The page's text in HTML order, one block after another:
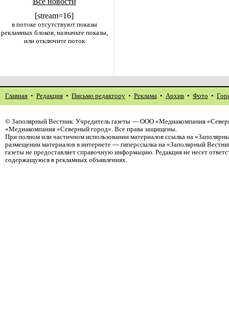
[stream=16]
в потоке отсутствуют показы
рекламных блоков, назначьте показы,
или отключите поток
Главная • Редакция • Письмо редактору • Реклама • Архив • Фото •
© Заполярный Вестник. Учредитель газеты — ООО «Медиакомпания
«Медиакомпания «Северный город». Все права защищены.
При полном или частичном использовании материалов ссылка на
размещении материалов в интернете — гиперссылка на «Заполярный
газеты не предоставляет справочную информацию. Редакция не несет
содержащуюся в рекламных объявлениях.